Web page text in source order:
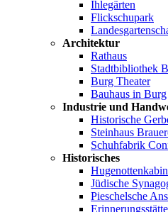
Ihlegärten
Flickschupark
Architektur
Rathaus
Stadtbibliothek
Burg Theater
Bauhaus in Burg
Industrie und
Historische
Steinhaus
Schuhfabrik
Historisches
Jüdische
Pieschelsche